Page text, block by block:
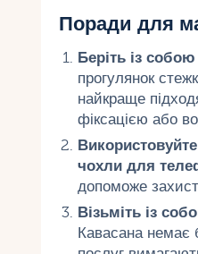
Поради для
Беріть із
прогулянок
найкраще
фіксацією або
чохли для
допоможе
Візьміть із
Кавасана немає